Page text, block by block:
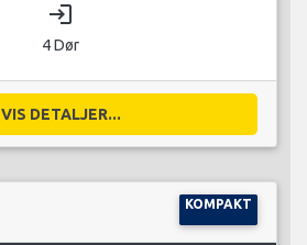
login
4 Dør
VIS DETALJER...
KOMPAKT